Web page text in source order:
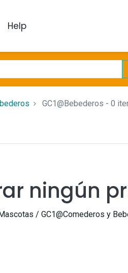
Help
GC1@Bebederos - 0
ningún
/ GC1@Comederos y